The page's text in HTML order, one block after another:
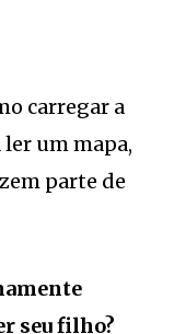
carregar a
um mapa,
parte de
seu filho?